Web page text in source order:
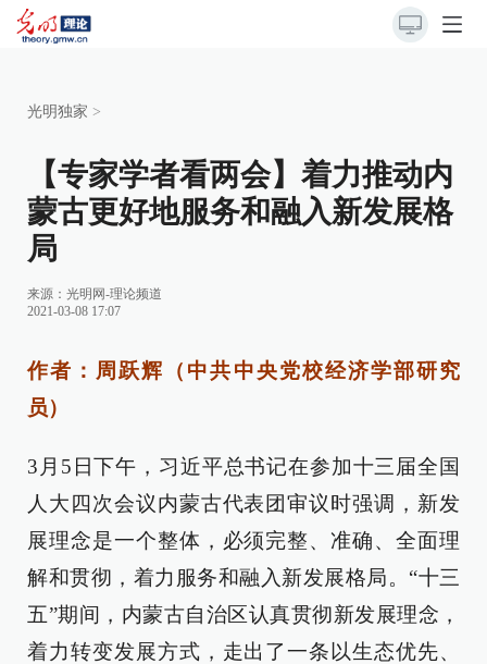
光明独家 >
【专家学者看两会】着力推动内
蒙古更好地服务和融入新发展格
局
来源： 光明网-理论频道
2021-03-08 17:07
作者：周跃辉（中共中央党校经济学部研究
员）
3月5日下午，习近平总书记在参加十三届全国
人大四次会议内蒙古代表团审议时强调，新发
展理念是一个整体，必须完整、准确、全面理
解和贯彻，着力服务和融入新发展格局。“十三
五”期间，内蒙古自治区认真贯彻新发展理念，
着力转变发展方式，走出了一条以生态优先、